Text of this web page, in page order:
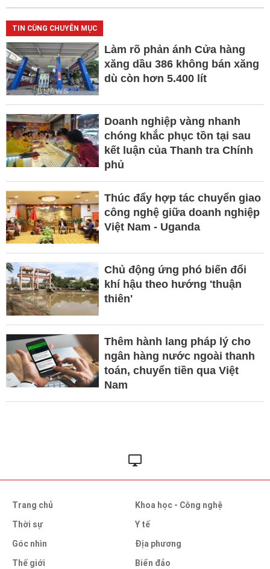
TIN CÙNG CHUYÊN MỤC
Làm rõ phản ánh Cửa hàng
xăng dầu 386 không bán xăng
dù còn hơn 5.400 lít
Doanh nghiệp vàng nhanh
chóng khắc phục tồn tại sau
kết luận của Thanh tra Chính
phủ
Thúc đẩy hợp tác chuyển giao
công nghệ giữa doanh nghiệp
Việt Nam - Uganda
Chủ động ứng phó biến đổi
khí hậu theo hướng 'thuận
thiên'
Thêm hành lang pháp lý cho
ngân hàng nước ngoài thanh
toán, chuyển tiền qua Việt
Nam
Trang chủ
Thời sự
Góc nhìn
Thế giới
Khoa học - Công nghệ
Y tế
Địa phương
Biển đảo